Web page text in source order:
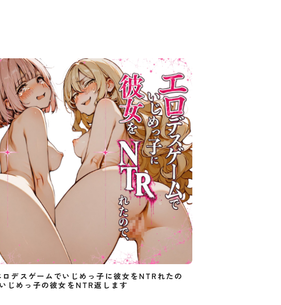
ロデスゲームでいじめっ子に彼女をNTRれたの
じめっ子の彼女をNTR返します